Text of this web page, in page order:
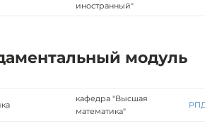
иностранный"
модуль
кафедра "Высшая
математика"